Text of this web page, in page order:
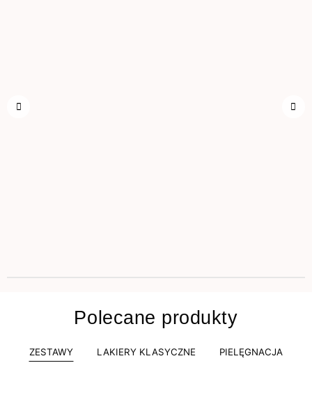
Polecane produkty
ZESTAWY LAKIERY KLASYCZNE PIELĘGNACJA